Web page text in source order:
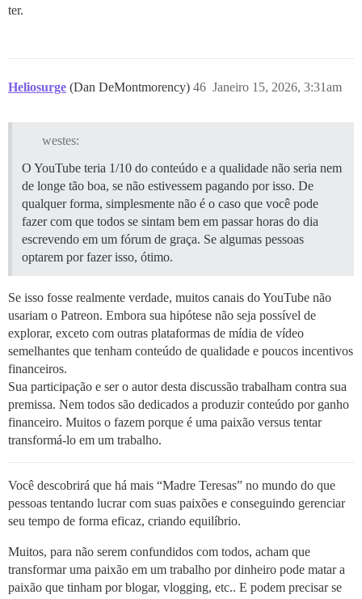
ter.
Heliosurge (Dan DeMontmorency) Janeiro 15, 2026, 3:31am
46
westes:
O YouTube teria 1/10 do conteúdo e a qualidade não seria nem
de longe tão boa, se não estivessem pagando por isso. De
qualquer forma, simplesmente não é o caso que você pode
fazer com que todos se sintam bem em passar horas do dia
escrevendo em um fórum de graça. Se algumas pessoas
optarem por fazer isso, ótimo.
Se isso fosse realmente verdade, muitos canais do YouTube não
usariam o Patreon. Embora sua hipótese não seja possível de
explorar, exceto com outras plataformas de mídia de vídeo
semelhantes que tenham conteúdo de qualidade e poucos incentivos
financeiros.
Sua participação e ser o autor desta discussão trabalham contra sua
premissa. Nem todos são dedicados a produzir conteúdo por ganho
financeiro. Muitos o fazem porque é uma paixão versus tentar
transformá-lo em um trabalho.
Você descobrirá que há mais “Madre Teresas” no mundo do que
pessoas tentando lucrar com suas paixões e conseguindo gerenciar
seu tempo de forma eficaz, criando equilíbrio.
Muitos, para não serem confundidos com todos, acham que
transformar uma paixão em um trabalho por dinheiro pode matar a
paixão que tinham por blogar, vlogging, etc.. E podem precisar se